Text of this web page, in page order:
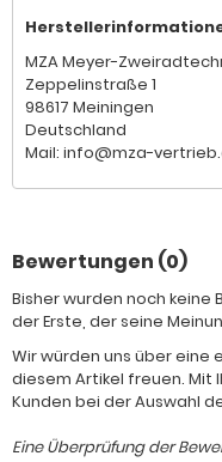
MZA Meyer-
Zeppelinstraße 1
98617 Meiningen
Deutschland
Mail: info@mza-
Bewertungen (0)
Bisher wurden noch keine
der Erste, der seine
Wir würden uns über eine
diesem Artikel freuen. Mit
Kunden bei der Auswahl
Eine Überprüfung der